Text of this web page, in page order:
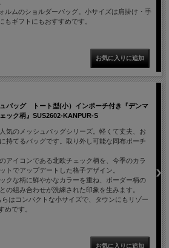
ルムのショルダーバッグ。小サイズは肩掛け・手
ギフトにもおすすめです。
ュバッグ トート型(小）インポーチ付き『デンマ
ック柄』SUS2602-KANPUR-S
気のメッシュバッグシリーズ。軽くて丈夫、お
に持てるバッグです。取り外し可能な同布ポーチ
アイコンである北欧チェック柄を、今季のカラ
トでアップデートした格子デザイン。
クな柄に鮮やかなカラーを重ね、ボーダー柄の
の組み合わせが洗練された印象を生みます。
はコンパクトな小サイズで、タウンにもリゾー
めです。